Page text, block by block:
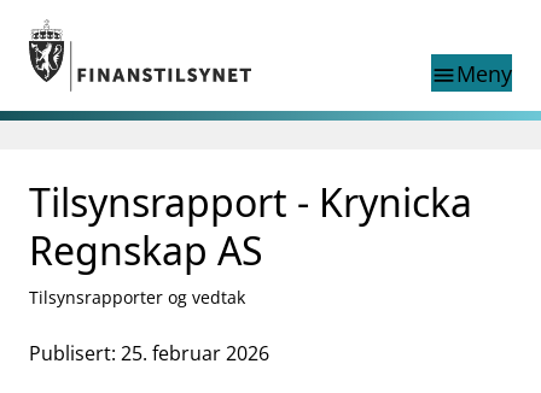
Gå til hovedinnhold
Gå til søkesiden
menuMeny
nettstedet
language
English
exist in English
English home page
Tilsyn
Aktuelt
Finanstilsynets registre
Tilsynsrapport - Krynicka
Regnskap AS
Tilsynsrapporter og vedtak
Publisert: 25. februar 2026